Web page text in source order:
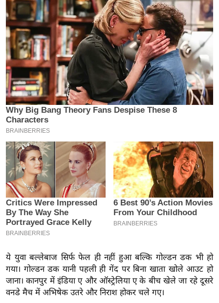
ब
ज
ट
खे
ल
क्रि
के
ट
I
P
L
0
2
6
क्रा
इ
म
पे
प
र
ये युवा बल्लेबाज सिर्फ फेल ही नहीं हुआ बल्कि गोल्डन डक भी हो
गया। गोल्डन डक यानी पहली ही गेंद पर बिना खाता खोले आउट हो
जाना। कानपुर में इंडिया ए और ऑस्ट्रेलिया ए के बीच खेले जा रहे दूसरे
वनडे मैच में अभिषेक उतरे और निराश होकर चले गए।